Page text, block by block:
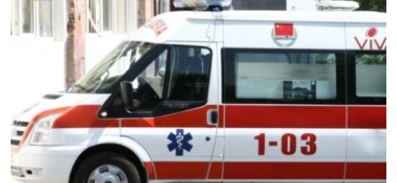
ՂԱՐԱԲԱՂ
ՊԱՏԵՐԱԶՄԻ 6 ՇԱԲԱԹՆԵՐԸ
ՏԱՐԱԾԱՇՐՋԱՆ
ՄԻՋԱԶԳԱՅԻՆ
ՄՇԱԿՈՒՅԹ
ՍՊՈՐՏ